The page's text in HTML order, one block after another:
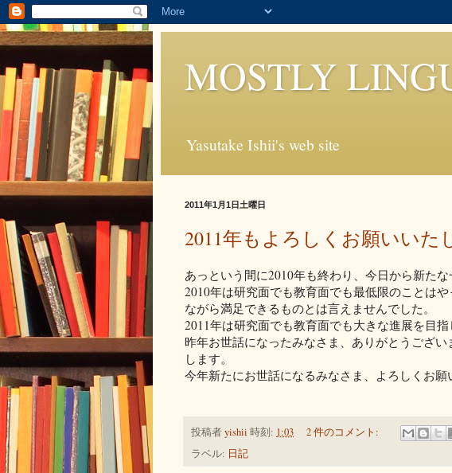
MOSTLY
Yasutake Ishii's web site
2011年1月1日土曜日
2011年もよろしくお願いいた
あっという間に2010年も終わり、今日から新たな
2010年は研究面でも教育面でも最低限のことは
ながら満足できるものとは言えませんでした。
2011年は研究面でも教育面でも大きな進展を目指
昨年お世話になったみなさま、ありがとうござ
します。
今年新たにお世話になるみなさま、よろしくお願
投稿者yishii 時刻: 1:03
2 件のコメント:
ラベル: 日記